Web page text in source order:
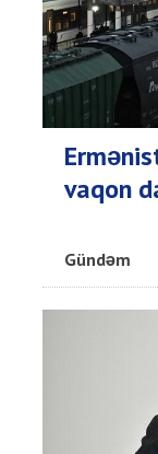
vaqon
Gündəm